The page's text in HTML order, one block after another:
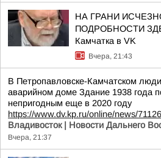
НА ГРАНИ
ПОДРОБНОСТИ
Камчатка в VK
Вчера, 21:43
В Петропавловске-Камчатском
аварийном доме Здание 1938 года
непригодным еще в 2020 году
https://www.dv.kp.ru/online/news/
Владивосток | Новости Дальнего
Вчера, 21:37